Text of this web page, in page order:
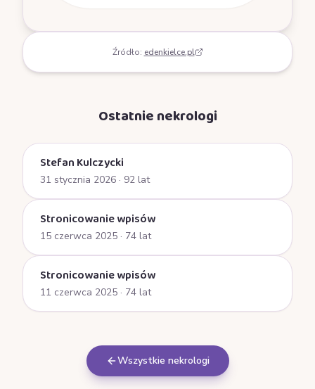
Źródło: edenkielce.pl
Ostatnie nekrologi
Stefan Kulczycki
31 stycznia 2026 · 92 lat
Stronicowanie wpisów
15 czerwca 2025 · 74 lat
Stronicowanie wpisów
11 czerwca 2025 · 74 lat
Wszystkie nekrologi